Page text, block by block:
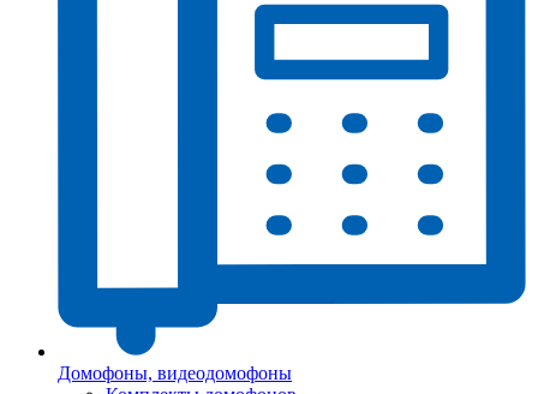
Домофоны, видеодомофоны